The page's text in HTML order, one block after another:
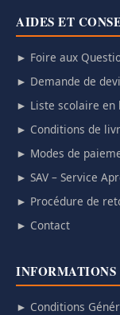
AIDES ET
► Foire aux
► Demande de
► Liste scolaire en
► Conditions de
► Modes de
► SAV – Service
► Procédure de
► Contact
INFORMATIONS
► Conditions